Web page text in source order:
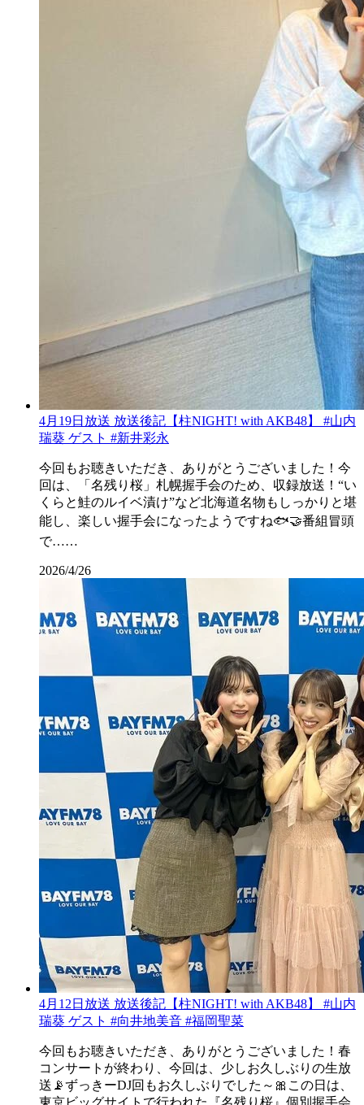
4月19日放送 放送後記【柱NIGHT! with AKB48】 #山内
瑞葵 ゲスト #新井彩永
今回もお聴きいただき、ありがとうございました！今
回は、「名残り桜」札幌握手会のため、収録放送！“い
くらと鮭のルイベ漬け”など北海道名物もしっかりと堪
能し、楽しい握手会になったようですね🐟🤝番組冒頭
で……
2026/4/26
4月12日放送 放送後記【柱NIGHT! with AKB48】 #山内
瑞葵 ゲスト #向井地美音 #福岡聖菜
今回もお聴きいただき、ありがとうございました！春
コンサートが終わり、今回は、少しお久しぶりの生放
送📡ずっきーDJ回もお久しぶりでした～🎀この日は、